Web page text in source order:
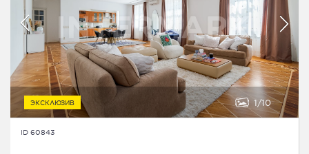
ЭКСКЛЮЗИВ 1 10
ID 60843